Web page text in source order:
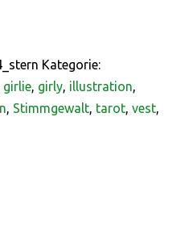
Kategorie:
girlie, girly, illustration,
, Stimmgewalt, tarot, vest,